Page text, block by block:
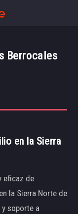
Berrocales
en la Sierra
eficaz de
la Sierra Norte de
soporte a